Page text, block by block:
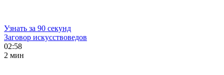
Узнать за 90 секунд
Заговор искусствоведов
02:58
2 мин